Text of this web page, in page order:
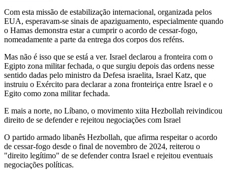
Com esta missão de estabilização internacional, organizada pelos
EUA, esperavam-se sinais de apaziguamento, especialmente quando
o Hamas demonstra estar a cumprir o acordo de cessar-fogo,
nomeadamente a parte da entrega dos corpos dos reféns.
Mas não é isso que se está a ver. Israel declarou a fronteira com o
Egipto zona militar fechada, o que surgiu depois das ordens nesse
sentido dadas pelo ministro da Defesa israelita, Israel Katz, que
instruiu o Exército para declarar a zona fronteiriça entre Israel e o
Egito como zona militar fechada.
E mais a norte, no Líbano, o movimento xiita Hezbollah reivindicou
direito de se defender e rejeitou negociações com Israel
O partido armado libanês Hezbollah, que afirma respeitar o acordo
de cessar-fogo desde o final de novembro de 2024, reiterou o
"direito legítimo" de se defender contra Israel e rejeitou eventuais
negociações políticas.